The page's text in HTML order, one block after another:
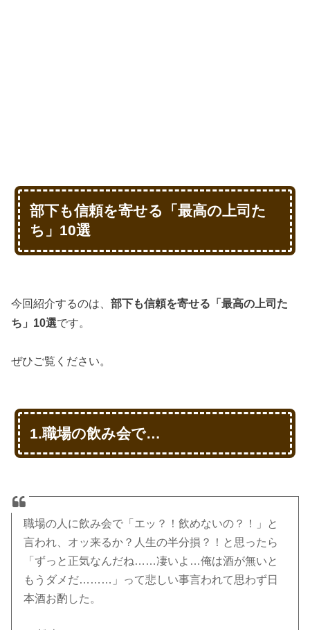
部下も信頼を寄せる「最高の上司た
ち」10選
今回紹介するのは、部下も信頼を寄せる「最高の上司た
ち」10選です。
ぜひご覧ください。
1.職場の飲み会で…
職場の人に飲み会で「エッ？！飲めないの？！」と
言われ、オッ来るか？人生の半分損？！と思ったら
「ずっと正気なんだね……凄いよ…俺は酒が無いと
もうダメだ………」って悲しい事言われて思わず日
本酒お酌した。